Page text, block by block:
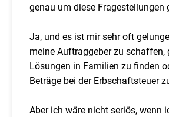
genau um diese Fragestellungen
Ja, und es ist mir sehr oft
meine Auftraggeber zu schaffen,
Lösungen in Familien zu finden
Beträge bei der Erbschaftsteuer
Aber ich wäre nicht seriös, wenn